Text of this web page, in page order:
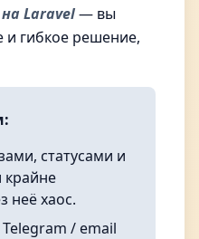
Laravel— вы
и гибкое решение,
статусами и
неё хаос.
/ email